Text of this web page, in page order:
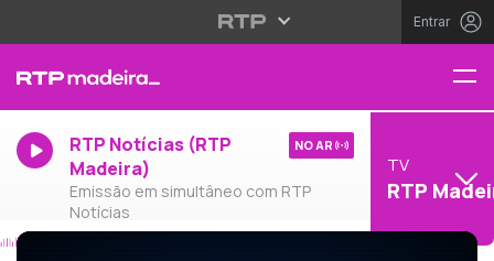
Entrar
RTP Notícias (RTP
Madeira)
Emissão em simultâneo com RTP
Notícias
NO AR
TV
RTP